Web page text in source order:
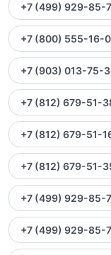
+7 (499) 929-85-
+7 (800) 555-16-
+7 (903) 013-75-
+7 (812) 679-51-
+7 (812) 679-51-
+7 (812) 679-51-
+7 (499) 929-85-
+7 (499) 929-85-